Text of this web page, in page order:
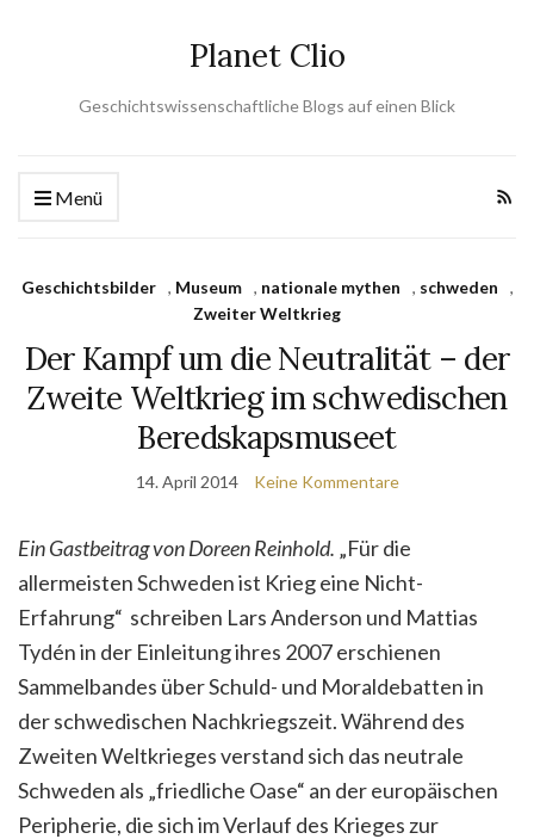
Planet Clio
Geschichtswissenschaftliche Blogs auf einen Blick
Menü
Geschichtsbilder , Museum , nationale mythen , schweden
,
Zweiter Weltkrieg
Der Kampf um die Neutralität – der
Zweite Weltkrieg im schwedischen
Beredskapsmuseet
14. April 2014 Keine Kommentare
Ein Gastbeitrag von Doreen Reinhold. „Für die
allermeisten Schweden ist Krieg eine Nicht-
Erfahrung“ schreiben Lars Anderson und Mattias
Tydén in der Einleitung ihres 2007 erschienen
Sammelbandes über Schuld- und Moraldebatten in
der schwedischen Nachkriegszeit. Während des
Zweiten Weltkrieges verstand sich das neutrale
Schweden als „friedliche Oase“ an der europäischen
Peripherie, die sich im Verlauf des Krieges zur